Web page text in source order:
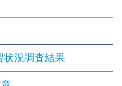
状況調査結果